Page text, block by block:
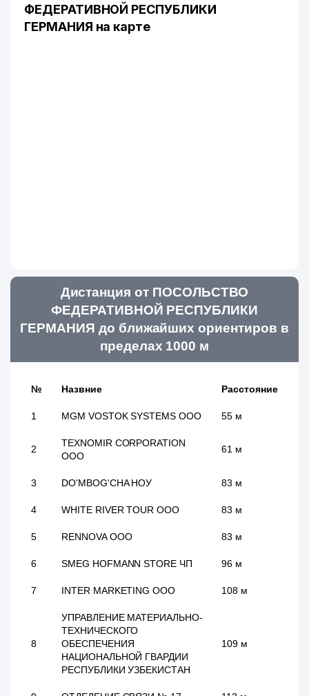
ФЕДЕРАТИВНОЙ РЕСПУБЛИКИ
ГЕРМАНИЯ на карте
Дистанция от ПОСОЛЬСТВО
ФЕДЕРАТИВНОЙ РЕСПУБЛИКИ
ГЕРМАНИЯ до ближайших ориентиров в
пределах 1000 м
№ Назвние Расстояние
1 MGM VOSTOK SYSTEMS ООО 55 м
2
TEXNOMIR CORPORATION
ООО
61 м
3 DO'MBOG'CHA НОУ 83 м
4 WHITE RIVER TOUR ООО 83 м
5 RENNOVA ООО 83 м
6 SMEG HOFMANN STORE ЧП 96 м
7 INTER MARKETING ООО 108 м
8
УПРАВЛЕНИЕ МАТЕРИАЛЬНО-
ТЕХНИЧЕСКОГО
ОБЕСПЕЧЕНИЯ
НАЦИОНАЛЬНОЙ ГВАРДИИ
РЕСПУБЛИКИ УЗБЕКИСТАН
109 м